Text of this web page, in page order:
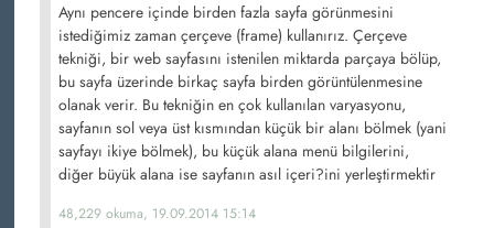
Aynı pencere içinde birden fazla sayfa görünmesini
istediğimiz zaman çerçeve (frame) kullanırız. Çerçeve
tekniği, bir web sayfasını istenilen miktarda parçaya bölüp,
bu sayfa üzerinde birkaç sayfa birden görüntülenmesine
olanak verir. Bu tekniğin en çok kullanılan varyasyonu,
sayfanın sol veya üst kısmından küçük bir alanı bölmek (yani
sayfayı ikiye bölmek), bu küçük alana menü bilgilerini,
diğer büyük alana ise sayfanın asıl içeri?ini yerleştirmektir
48,229 okuma, 19.09.2014 15:14